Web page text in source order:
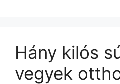
Hány kilós
vegyek